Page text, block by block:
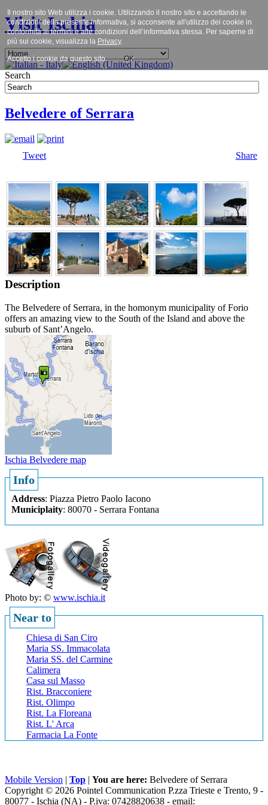
Visit Ischia
Search
Belvedere of Serrara
Tweet Share
Description
The Belvedere of Serrara, in the homonym municipality of Forio
offers an amazing view to the South of the Island and above the
suburb of Sant’Angelo.
Ischia Belvedere map
Info
Address: Piazza Pietro Paolo Iacono
Municiplaity: 80070 - Serrara Fontana
Photo by: © www.ischia.it
Near to
Chiesa di San Ciro
Maria SS. Immacolata
Maria SS. del Carmine
Calimera
Casa sul Masso
Rist. Bracconiere
Rist. Olimpo
Rist. La Floreana
Rist. L' Arca
Farmacia La Fonte
Mobile Version | Top | You are here: Belvedere of Serrara
Copyright © 2026 Pointel Communication P.zza Trieste e Trento, 9 -
80077 - Ischia (NA) - P.iva: 07428820638 - email:
Il nostro sito Web utilizza i cookie. Utilizzando il nostro sito e accettando le
condizioni della presente informativa, si acconsente all'utilizzo dei cookie in
conformità ai termini e alle condizioni dell’informativa stessa. Per saperne di
più sui cookie, visualizza la Privacy.
Accetto i cookie da questo sito. OK